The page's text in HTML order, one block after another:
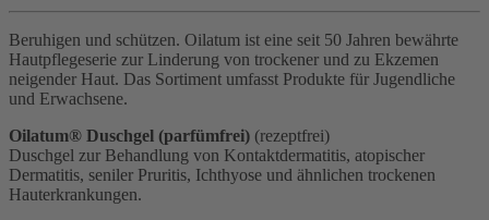
Beruhigen und schützen. Oilatum ist eine seit 50 Jahren bewährte
Hautpflegeserie zur Linderung von trockener und zu Ekzemen
neigender Haut. Das Sortiment umfasst Produkte für Jugendliche
und Erwachsene.
Oilatum® Duschgel (parfümfrei) (rezeptfrei)
Duschgel zur Behandlung von Kontaktdermatitis, atopischer
Dermatitis, seniler Pruritis, Ichthyose und ähnlichen trockenen
Hauterkrankungen.